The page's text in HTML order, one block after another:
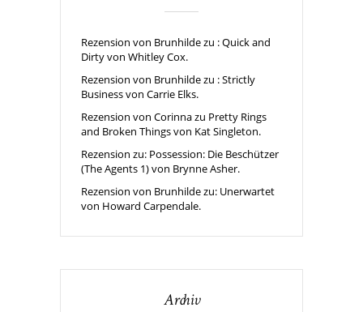
Rezension von Brunhilde zu : Quick and
Dirty von Whitley Cox.
Rezension von Brunhilde zu : Strictly
Business von Carrie Elks.
Rezension von Corinna zu Pretty Rings
and Broken Things von Kat Singleton.
Rezension zu: Possession: Die Beschützer
(The Agents 1) von Brynne Asher.
Rezension von Brunhilde zu: Unerwartet
von Howard Carpendale.
Archiv